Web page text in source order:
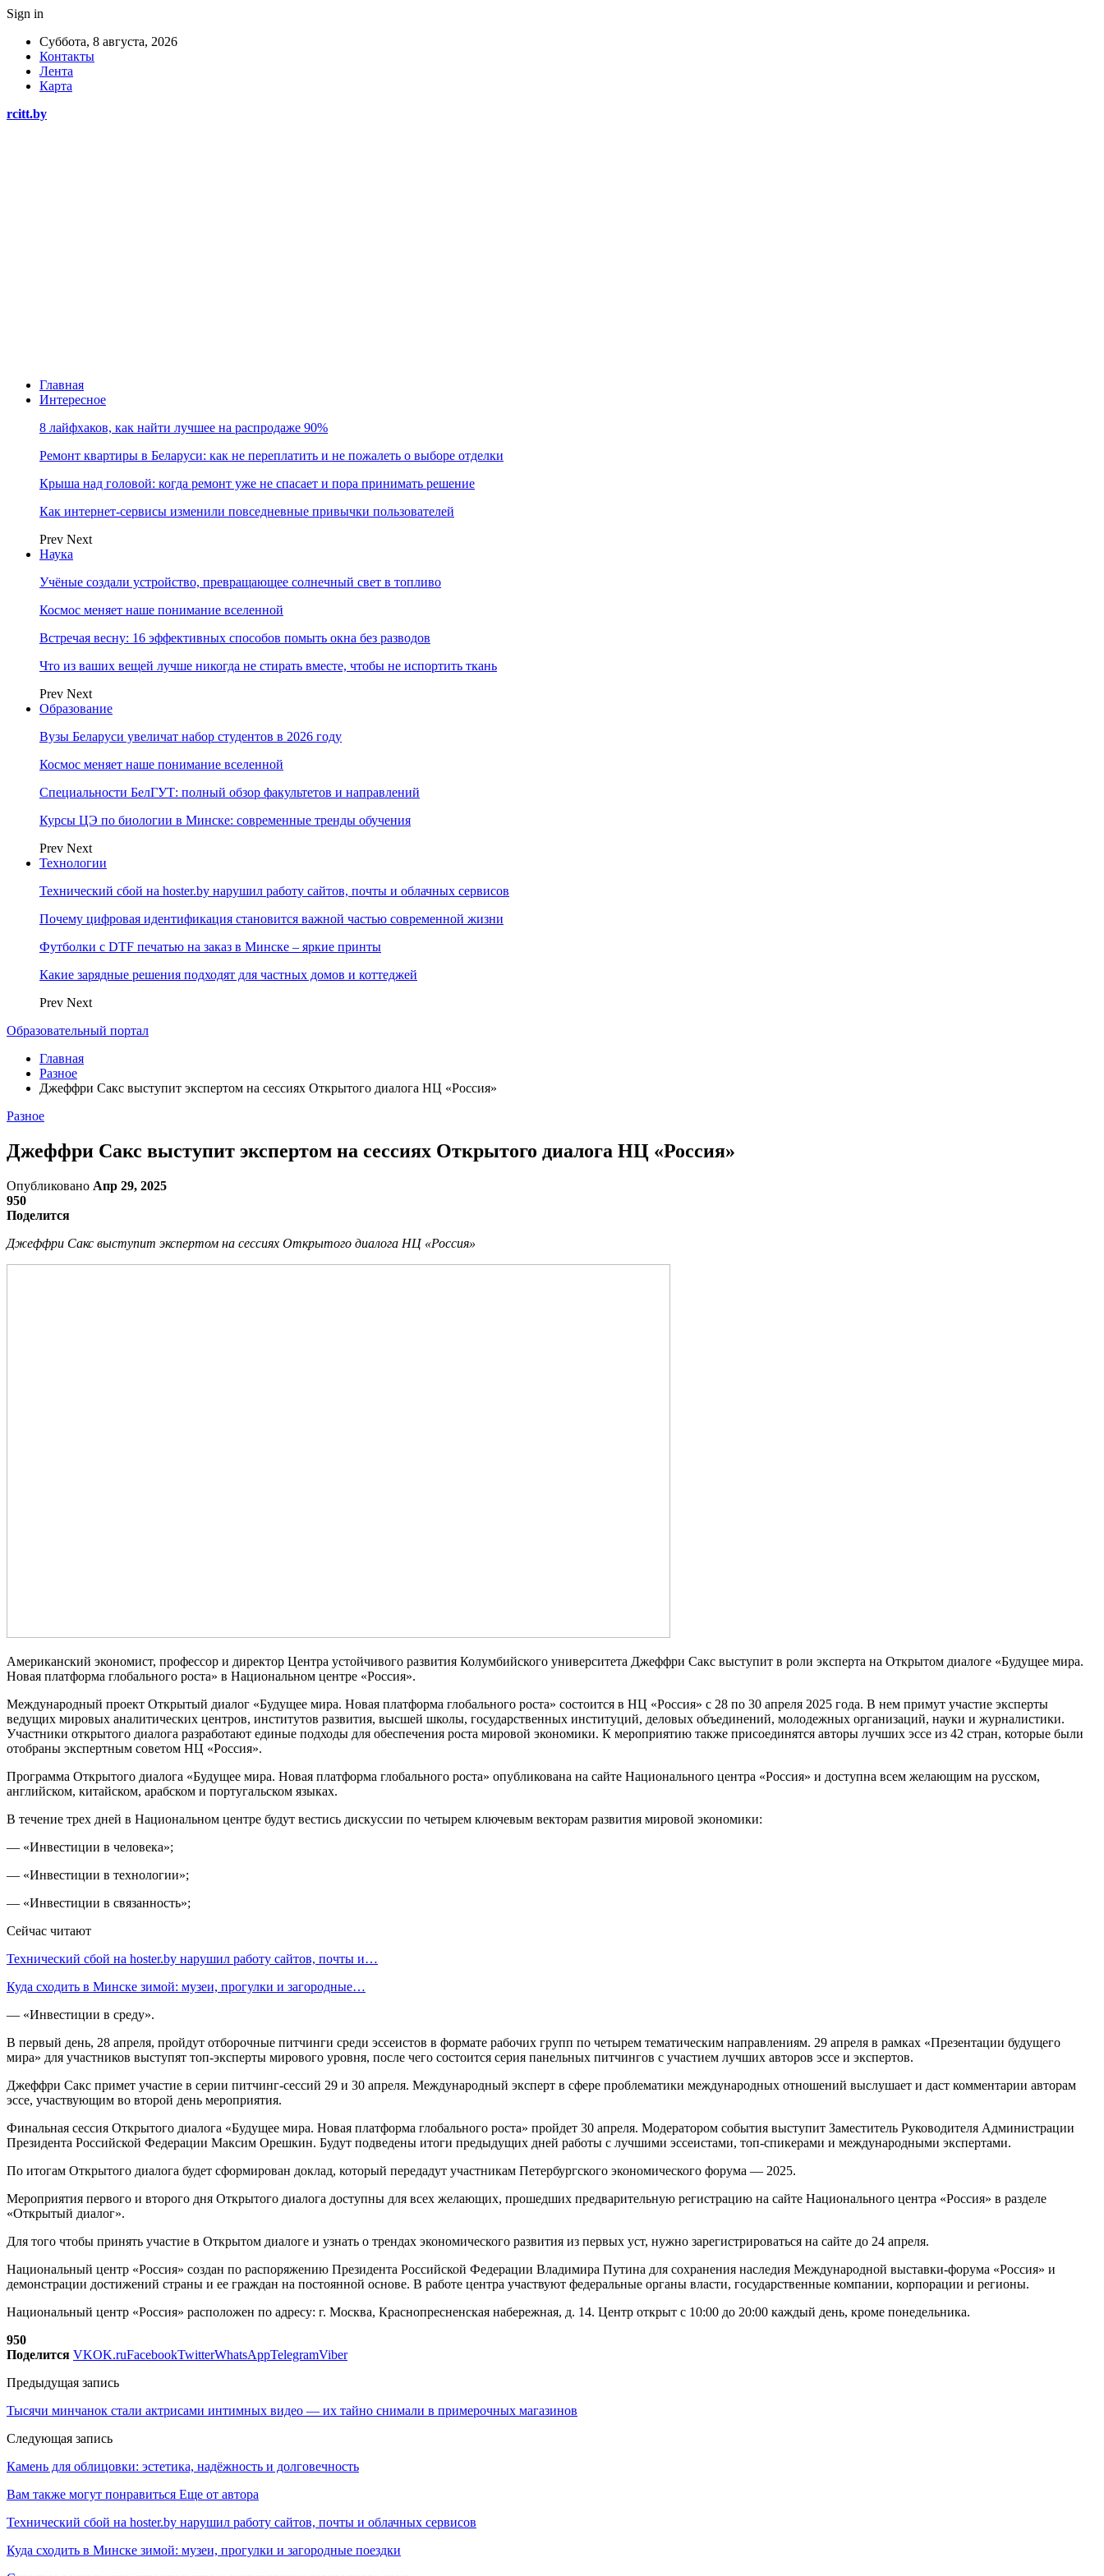
Sign in
Суббота, 8 августа, 2026
Контакты
Лента
Карта
rcitt.by
Главная
Интересное
8 лайфхаков, как найти лучшее на распродаже 90%
Ремонт квартиры в Беларуси: как не переплатить и не пожалеть о выборе отделки
Крыша над головой: когда ремонт уже не спасает и пора принимать решение
Как интернет-сервисы изменили повседневные привычки пользователей
Prev Next
Наука
Учёные создали устройство, превращающее солнечный свет в топливо
Космос меняет наше понимание вселенной
Встречая весну: 16 эффективных способов помыть окна без разводов
Что из ваших вещей лучше никогда не стирать вместе, чтобы не испортить ткань
Prev Next
Образование
Вузы Беларуси увеличат набор студентов в 2026 году
Космос меняет наше понимание вселенной
Специальности БелГУТ: полный обзор факультетов и направлений
Курсы ЦЭ по биологии в Минске: современные тренды обучения
Prev Next
Технологии
Технический сбой на hoster.by нарушил работу сайтов, почты и облачных сервисов
Почему цифровая идентификация становится важной частью современной жизни
Футболки с DTF печатью на заказ в Минске – яркие принты
Какие зарядные решения подходят для частных домов и коттеджей
Prev Next
Образовательный портал
Главная
Разное
Джеффри Сакс выступит экспертом на сессиях Открытого диалога НЦ «Россия»
Разное
Джеффри Сакс выступит экспертом на сессиях Открытого диалога НЦ «Россия»
Опубликовано Апр 29, 2025
950
Поделится
Джеффри Сакс выступит экспертом на сессиях Открытого диалога НЦ «Россия»
Американский экономист, профессор и директор Центра устойчивого развития Колумбийского университета Джеффри Сакс выступит в роли эксперта на Открытом диалоге «Будущее мира.
Новая платформа глобального роста» в Национальном центре «Россия».
Международный проект Открытый диалог «Будущее мира. Новая платформа глобального роста» состоится в НЦ «Россия» с 28 по 30 апреля 2025 года. В нем примут участие эксперты
ведущих мировых аналитических центров, институтов развития, высшей школы, государственных институций, деловых объединений, молодежных организаций, науки и журналистики.
Участники открытого диалога разработают единые подходы для обеспечения роста мировой экономики. К мероприятию также присоединятся авторы лучших эссе из 42 стран, которые были
отобраны экспертным советом НЦ «Россия».
Программа Открытого диалога «Будущее мира. Новая платформа глобального роста» опубликована на сайте Национального центра «Россия» и доступна всем желающим на русском,
английском, китайском, арабском и португальском языках.
В течение трех дней в Национальном центре будут вестись дискуссии по четырем ключевым векторам развития мировой экономики:
— «Инвестиции в человека»;
— «Инвестиции в технологии»;
— «Инвестиции в связанность»;
Сейчас читают
Технический сбой на hoster.by нарушил работу сайтов, почты и…
Куда сходить в Минске зимой: музеи, прогулки и загородные…
— «Инвестиции в среду».
В первый день, 28 апреля, пройдут отборочные питчинги среди эссеистов в формате рабочих групп по четырем тематическим направлениям. 29 апреля в рамках «Презентации будущего
мира» для участников выступят топ-эксперты мирового уровня, после чего состоится серия панельных питчингов с участием лучших авторов эссе и экспертов.
Джеффри Сакс примет участие в серии питчинг-сессий 29 и 30 апреля. Международный эксперт в сфере проблематики международных отношений выслушает и даст комментарии авторам
эссе, участвующим во второй день мероприятия.
Финальная сессия Открытого диалога «Будущее мира. Новая платформа глобального роста» пройдет 30 апреля. Модератором события выступит Заместитель Руководителя Администрации
Президента Российской Федерации Максим Орешкин. Будут подведены итоги предыдущих дней работы с лучшими эссеистами, топ-спикерами и международными экспертами.
По итогам Открытого диалога будет сформирован доклад, который передадут участникам Петербургского экономического форума — 2025.
Мероприятия первого и второго дня Открытого диалога доступны для всех желающих, прошедших предварительную регистрацию на сайте Национального центра «Россия» в разделе
«Открытый диалог».
Для того чтобы принять участие в Открытом диалоге и узнать о трендах экономического развития из первых уст, нужно зарегистрироваться на сайте до 24 апреля.
Национальный центр «Россия» создан по распоряжению Президента Российской Федерации Владимира Путина для сохранения наследия Международной выставки-форума «Россия» и
демонстрации достижений страны и ее граждан на постоянной основе. В работе центра участвуют федеральные органы власти, государственные компании, корпорации и регионы.
Национальный центр «Россия» расположен по адресу: г. Москва, Краснопресненская набережная, д. 14. Центр открыт с 10:00 до 20:00 каждый день, кроме понедельника.
950
Поделится VKOK.ruFacebookTwitterWhatsAppTelegramViber
Предыдущая запись
Тысячи минчанок стали актрисами интимных видео — их тайно снимали в примерочных магазинов
Следующая запись
Камень для облицовки: эстетика, надёжность и долговечность
Вам также могут понравиться Еще от автора
Технический сбой на hoster.by нарушил работу сайтов, почты и облачных сервисов
Куда сходить в Минске зимой: музеи, прогулки и загородные поездки